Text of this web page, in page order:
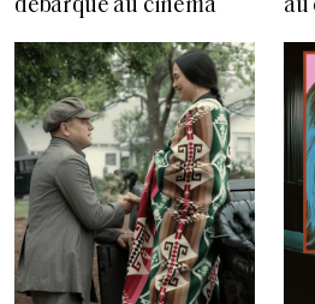
débarque au cinéma au